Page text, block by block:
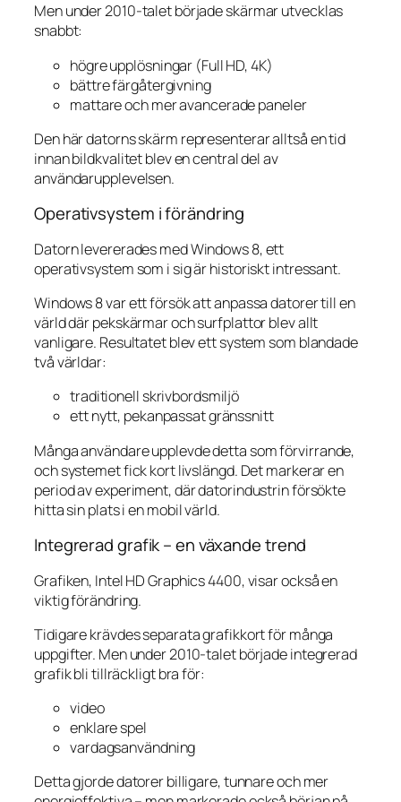
Men under 2010-talet började skärmar utvecklas
snabbt:
högre upplösningar (Full HD, 4K)
bättre färgåtergivning
mattare och mer avancerade paneler
Den här datorns skärm representerar alltså en tid
innan bildkvalitet blev en central del av
användarupplevelsen.
Operativsystem i förändring
Datorn levererades med Windows 8, ett
operativsystem som i sig är historiskt intressant.
Windows 8 var ett försök att anpassa datorer till en
värld där pekskärmar och surfplattor blev allt
vanligare. Resultatet blev ett system som blandade
två världar:
traditionell skrivbordsmiljö
ett nytt, pekanpassat gränssnitt
Många användare upplevde detta som förvirrande,
och systemet fick kort livslängd. Det markerar en
period av experiment, där datorindustrin försökte
hitta sin plats i en mobil värld.
Integrerad grafik – en växande trend
Grafiken, Intel HD Graphics 4400, visar också en
viktig förändring.
Tidigare krävdes separata grafikkort för många
uppgifter. Men under 2010-talet började integrerad
grafik bli tillräckligt bra för:
video
enklare spel
vardagsanvändning
Detta gjorde datorer billigare, tunnare och mer